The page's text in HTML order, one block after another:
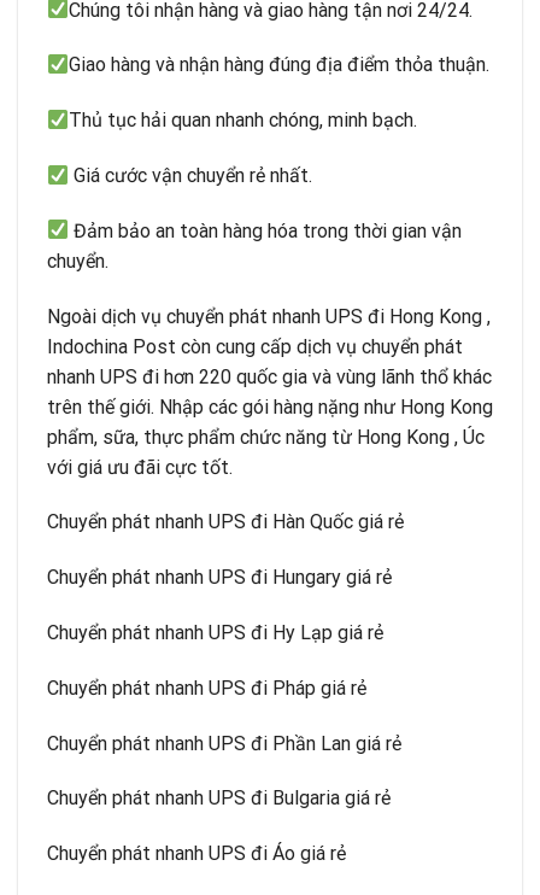
Chúng tôi nhận hàng và giao hàng tận nơi 24/24.
Giao hàng và nhận hàng đúng địa điểm thỏa thuận.
Thủ tục hải quan nhanh chóng, minh bạch.
Giá cước vận chuyển rẻ nhất.
Đảm bảo an toàn hàng hóa trong thời gian vận
chuyển.
Ngoài dịch vụ chuyển phát nhanh UPS đi Hong Kong ,
Indochina Post còn cung cấp dịch vụ chuyển phát
nhanh UPS đi hơn 220 quốc gia và vùng lãnh thổ khác
trên thế giới. Nhập các gói hàng nặng như Hong Kong
phẩm, sữa, thực phẩm chức năng từ Hong Kong , Úc
với giá ưu đãi cực tốt.
Chuyển phát nhanh UPS đi Hàn Quốc giá rẻ
Chuyển phát nhanh UPS đi Hungary giá rẻ
Chuyển phát nhanh UPS đi Hy Lạp giá rẻ
Chuyển phát nhanh UPS đi Pháp giá rẻ
Chuyển phát nhanh UPS đi Phần Lan giá rẻ
Chuyển phát nhanh UPS đi Bulgaria giá rẻ
Chuyển phát nhanh UPS đi Áo giá rẻ